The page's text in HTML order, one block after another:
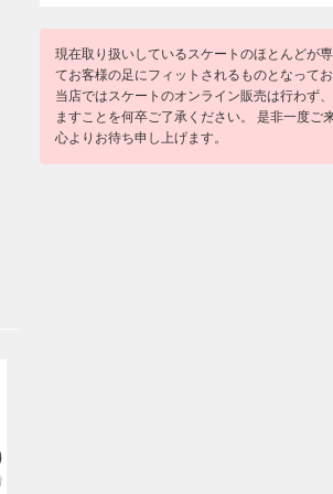
現在取り扱いしているスケートのほとんどが
てお客様の足にフィットされるものとなって
当店ではスケートのオンライン販売は行わず
ますことを何卒ご了承ください。 是非一度ご
心よりお待ち申し上げます。